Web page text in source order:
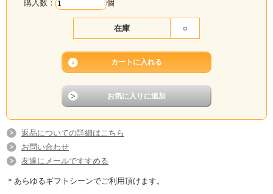
購入数： 個
在庫 ○
返品についての詳細はこちら
お問い合わせ
友達にメールですすめる
＊あらゆるギフトシーンでご利用頂けます。